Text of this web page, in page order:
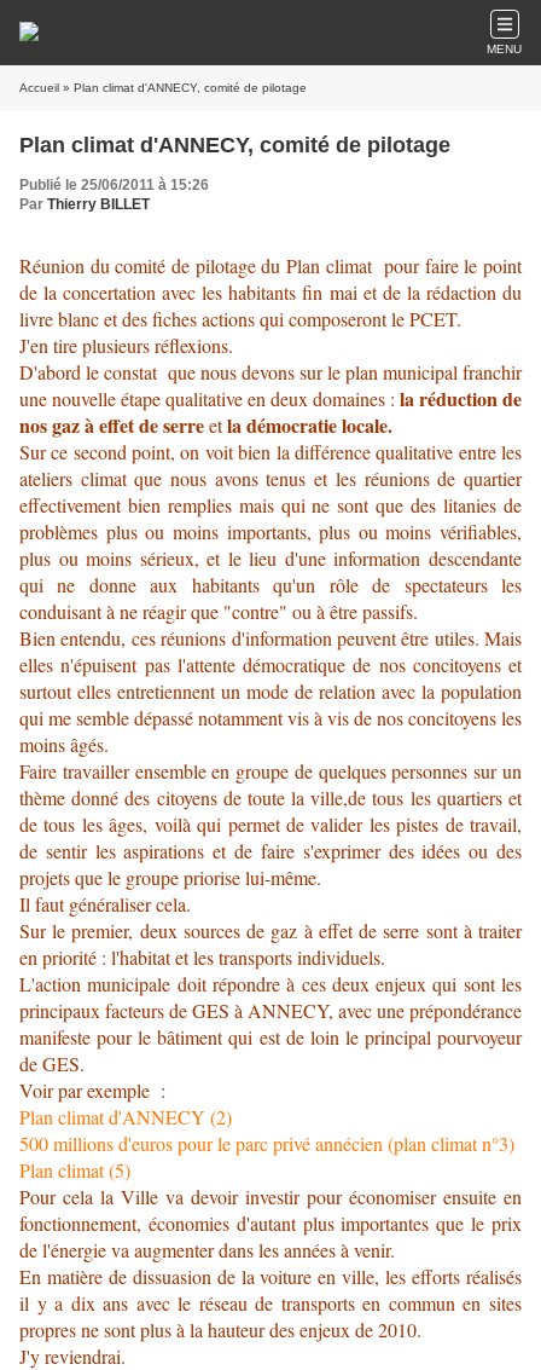
MENU
Accueil » Plan climat d'ANNECY, comité de pilotage
Plan climat d'ANNECY, comité de pilotage
Publié le 25/06/2011 à 15:26
Par Thierry BILLET
Réunion du comité de pilotage du Plan climat pour faire le point
de la concertation avec les habitants fin mai et de la rédaction du
livre blanc et des fiches actions qui composeront le PCET.
J'en tire plusieurs réflexions.
D'abord le constat que nous devons sur le plan municipal franchir
une nouvelle étape qualitative en deux domaines : la réduction de
nos gaz à effet de serreetla démocratie locale.
Sur ce second point, on voit bien la différence qualitative entre les
ateliers climat que nous avons tenus et les réunions de quartier
effectivement bien remplies mais qui ne sont que des litanies de
problèmes plus ou moins importants, plus ou moins vérifiables,
plus ou moins sérieux, et le lieu d'une information descendante
qui ne donne aux habitants qu'un rôle de spectateurs les
conduisant à ne réagir que "contre" ou à être passifs.
Bien entendu, ces réunions d'information peuvent être utiles. Mais
elles n'épuisent pas l'attente démocratique de nos concitoyens et
surtout elles entretiennent un mode de relation avec la population
qui me semble dépassé notamment vis à vis de nos concitoyens les
moins âgés.
Faire travailler ensemble en groupe de quelques personnes sur un
thème donné des citoyens de toute la ville,de tous les quartiers et
de tous les âges, voilà qui permet de valider les pistes de travail,
de sentir les aspirations et de faire s'exprimer des idées ou des
projets que le groupe priorise lui-même.
Il faut généraliser cela.
Sur le premier, deux sources de gaz à effet de serre sont à traiter
en priorité : l'habitat et les transports individuels.
L'action municipale doit répondre à ces deux enjeux qui sont les
principaux facteurs de GES à ANNECY, avec une prépondérance
manifeste pour le bâtiment qui est de loin le principal pourvoyeur
de GES.
Voir par exemple :
Plan climat d'ANNECY (2)
500 millions d'euros pour le parc privé annécien (plan climat n°3)
Plan climat (5)
Pour cela la Ville va devoir investir pour économiser ensuite en
fonctionnement, économies d'autant plus importantes que le prix
de l'énergie va augmenter dans les années à venir.
En matière de dissuasion de la voiture en ville, les efforts réalisés
il y a dix ans avec le réseau de transports en commun en sites
propres ne sont plus à la hauteur des enjeux de 2010.
J'y reviendrai.